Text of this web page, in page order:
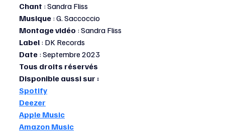
Chant : Sandra Fliss
Musique : G. Saccoccio
Montage vidéo : Sandra Fliss
Label : DK Records
Date : Septembre 2023
Tous droits réservés
Disponible aussi sur :
Spotify
Deezer
Apple Music
Amazon Music